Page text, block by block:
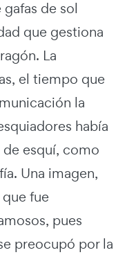
de sol
que gestiona
La
el tiempo que
la
había
esquí, como
Una imagen,
fue
pues
preocupó por la